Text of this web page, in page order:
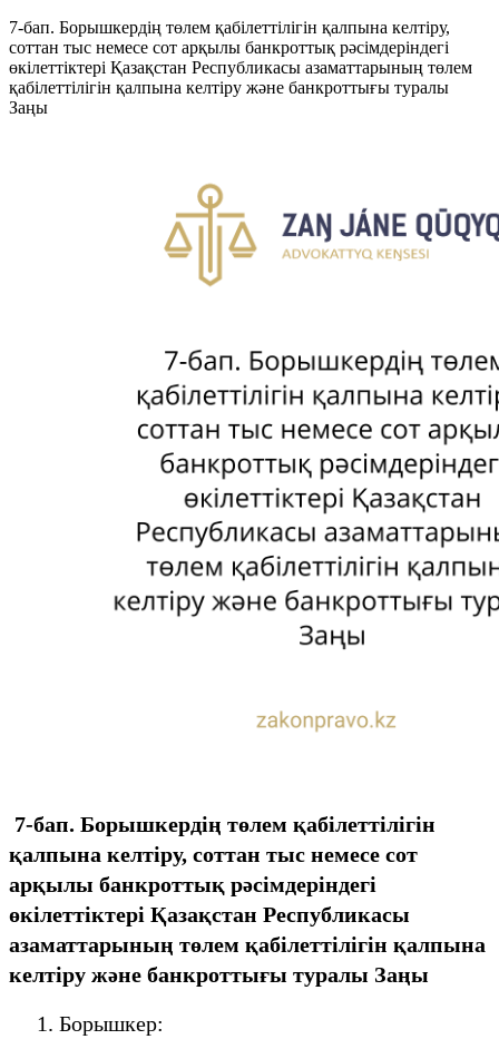
7-бап. Борышкердің төлем қабілеттілігін қалпына келтіру,
соттан тыс немесе сот арқылы банкроттық рәсімдеріндегі
өкілеттіктері Қазақстан Республикасы азаматтарының төлем
қабілеттілігін қалпына келтіру және банкроттығы туралы
Заңы
7-бап. Борышкердің төлем қабілеттілігін
қалпына келтіру, соттан тыс немесе сот
арқылы банкроттық рәсімдеріндегі
өкілеттіктері Қазақстан Республикасы
азаматтарының төлем қабілеттілігін қалпына
келтіру және банкроттығы туралы Заңы
1. Борышкер: